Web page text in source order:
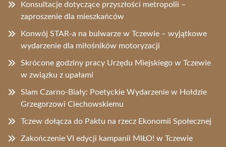
Konsultacje dotyczące przyszłości metropolii –
zaproszenie dla mieszkańców
Konwój STAR-a na bulwarze w Tczewie – wyjątkowe
wydarzenie dla miłośników motoryzacji
Skrócone godziny pracy Urzędu Miejskiego w Tczewie
w związku z upałami
Slam Czarno-Biały: Poetyckie Wydarzenie w Hołdzie
Grzegorzowi Ciechowskiemu
Tczew dołącza do Paktu na rzecz Ekonomii Społecznej
Zakończenie VI edycji kampanii MIŁO! w Tczewie